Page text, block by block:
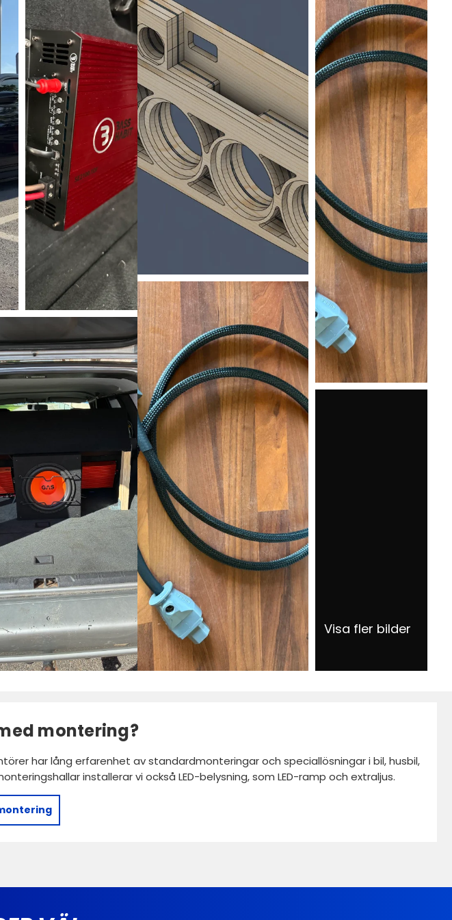
Visa fler bilder
montering?
har lång erfarenhet av standardmonteringar och speciallösningar i bil, husbil,
installerar vi också LED-belysning, som LED-ramp och extraljus.